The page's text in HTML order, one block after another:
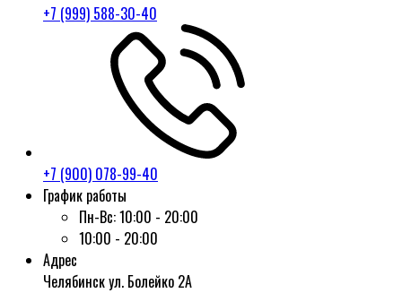
+7 (999) 588-30-40
+7 (900) 078-99-40
График работы
Пн-Вс:10:00 - 20:00
10:00 - 20:00
Адрес
Челябинск ул. Болейко 2А